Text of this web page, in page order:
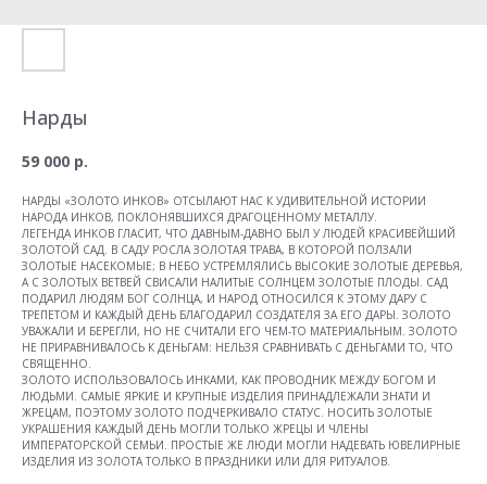
Нарды
59 000 р.
НАРДЫ «ЗОЛОТО ИНКОВ» ОТСЫЛАЮТ НАС К УДИВИТЕЛЬНОЙ ИСТОРИИ
НАРОДА ИНКОВ, ПОКЛОНЯВШИХСЯ ДРАГОЦЕННОМУ МЕТАЛЛУ.
ЛЕГЕНДА ИНКОВ ГЛАСИТ, ЧТО ДАВНЫМ-ДАВНО БЫЛ У ЛЮДЕЙ КРАСИВЕЙШИЙ
ЗОЛОТОЙ САД. В САДУ РОСЛА ЗОЛОТАЯ ТРАВА, В КОТОРОЙ ПОЛЗАЛИ
ЗОЛОТЫЕ НАСЕКОМЫЕ; В НЕБО УСТРЕМЛЯЛИСЬ ВЫСОКИЕ ЗОЛОТЫЕ ДЕРЕВЬЯ,
А С ЗОЛОТЫХ ВЕТВЕЙ СВИСАЛИ НАЛИТЫЕ СОЛНЦЕМ ЗОЛОТЫЕ ПЛОДЫ. САД
ПОДАРИЛ ЛЮДЯМ БОГ СОЛНЦА, И НАРОД ОТНОСИЛСЯ К ЭТОМУ ДАРУ С
ТРЕПЕТОМ И КАЖДЫЙ ДЕНЬ БЛАГОДАРИЛ СОЗДАТЕЛЯ ЗА ЕГО ДАРЫ. ЗОЛОТО
УВАЖАЛИ И БЕРЕГЛИ, НО НЕ СЧИТАЛИ ЕГО ЧЕМ-ТО МАТЕРИАЛЬНЫМ. ЗОЛОТО
НЕ ПРИРАВНИВАЛОСЬ К ДЕНЬГАМ: НЕЛЬЗЯ СРАВНИВАТЬ С ДЕНЬГАМИ ТО, ЧТО
СВЯЩЕННО.
ЗОЛОТО ИСПОЛЬЗОВАЛОСЬ ИНКАМИ, КАК ПРОВОДНИК МЕЖДУ БОГОМ И
ЛЮДЬМИ. САМЫЕ ЯРКИЕ И КРУПНЫЕ ИЗДЕЛИЯ ПРИНАДЛЕЖАЛИ ЗНАТИ И
ЖРЕЦАМ, ПОЭТОМУ ЗОЛОТО ПОДЧЕРКИВАЛО СТАТУС. НОСИТЬ ЗОЛОТЫЕ
УКРАШЕНИЯ КАЖДЫЙ ДЕНЬ МОГЛИ ТОЛЬКО ЖРЕЦЫ И ЧЛЕНЫ
ИМПЕРАТОРСКОЙ СЕМЬИ. ПРОСТЫЕ ЖЕ ЛЮДИ МОГЛИ НАДЕВАТЬ ЮВЕЛИРНЫЕ
ИЗДЕЛИЯ ИЗ ЗОЛОТА ТОЛЬКО В ПРАЗДНИКИ ИЛИ ДЛЯ РИТУАЛОВ.